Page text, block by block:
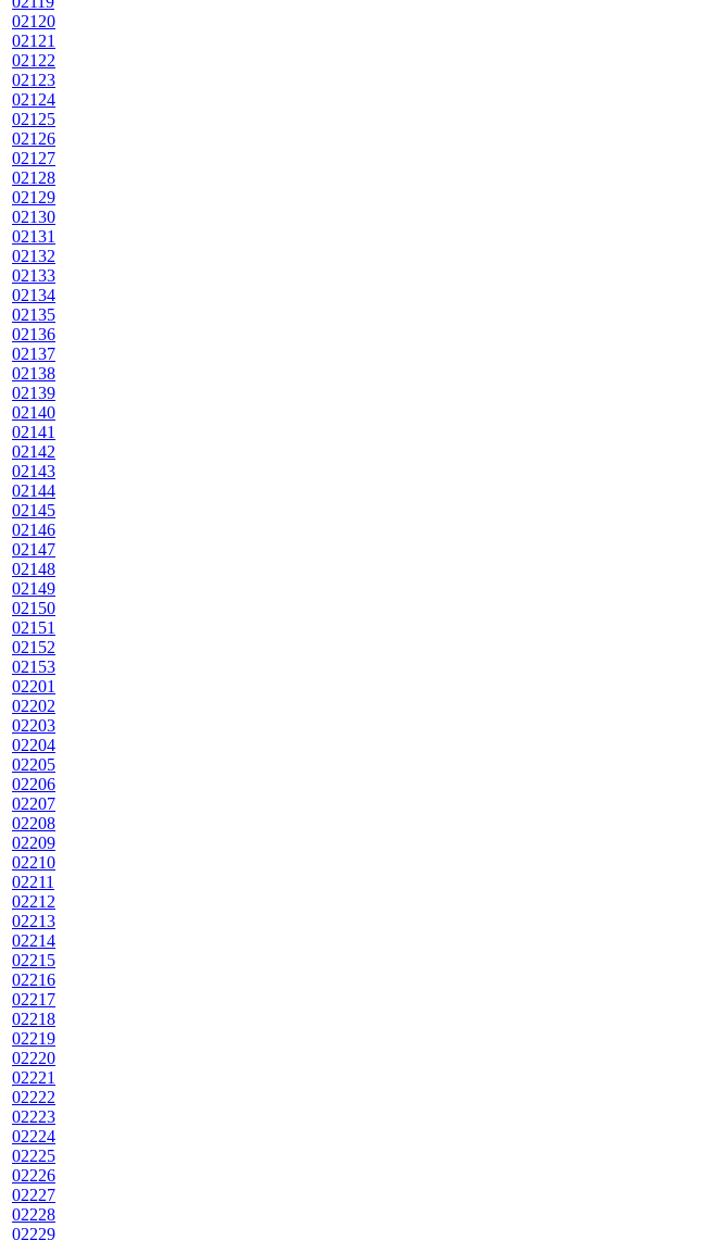
02120
02121
02122
02123
02124
02125
02126
02127
02128
02129
02130
02131
02132
02133
02134
02135
02136
02137
02138
02139
02140
02141
02142
02143
02144
02145
02146
02147
02148
02149
02150
02151
02152
02153
02201
02202
02203
02204
02205
02206
02207
02208
02209
02210
02211
02212
02213
02214
02215
02216
02217
02218
02219
02220
02221
02222
02223
02224
02225
02226
02227
02228
02229